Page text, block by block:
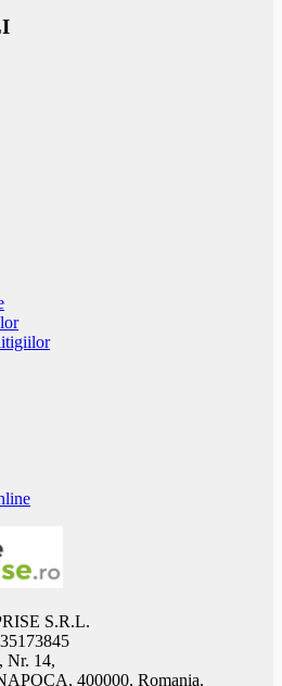
S.R.L.
Nr. 14,
400000, Romania.